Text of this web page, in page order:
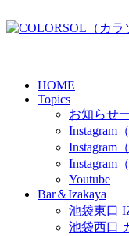
HOME
Topics
お知らせ
Instagram
Instagram
Instagram
Youtube
Bar＆Izakaya
池袋東口
池袋西口